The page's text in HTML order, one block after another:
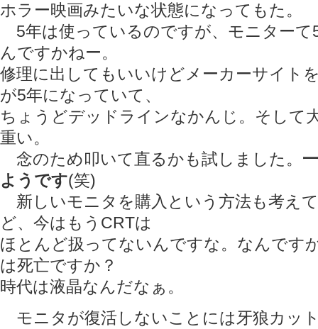
ホラー映画みたいな状態になってもた。
5年は使っているのですが、モニターて
んですかねー。
修理に出してもいいけどメーカーサイト
が5年になっていて、
ちょうどデッドラインなかんじ。そして
重い。
念のため叩いて直るかも試しました。
ようです(笑)
新しいモニタを購入という方法も考え
ど、今はもうCRTは
ほとんど扱ってないんですな。なんです
は死亡ですか？
時代は液晶なんだなぁ。
モニタが復活しないことには牙狼カッ